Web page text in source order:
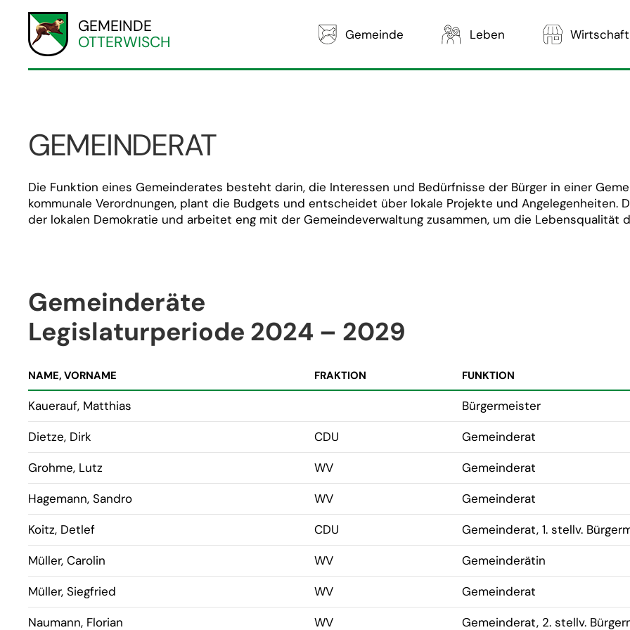
GEMEINDE
OTTERWISCH
Gemeinde Leben Wirtschaft
GEMEINDERAT
Die Funktion eines Gemeinderates besteht darin, die Interessen und Bedürfnisse der Bürger in einer
kommunale Verordnungen, plant die Budgets und entscheidet über lokale Projekte und Angelegenheiten.
der lokalen Demokratie und arbeitet eng mit der Gemeindeverwaltung zusammen, um die Lebensqualität
Gemeinderäte
Legislaturperiode 2024 – 2029
NAME, VORNAME FRAKTION FUNKTION
Kauerauf, Matthias
Bürgermeister
Dietze, Dirk
CDU
Gemeinderat
Grohme, Lutz
WV
Gemeinderat
Hagemann, Sandro
WV
Gemeinderat
Koitz, Detlef
CDU
Gemeinderat, 1. stellv.
Müller, Carolin
WV
Gemeinderätin
Müller, Siegfried
WV
Gemeinderat
Naumann, Florian
WV
Gemeinderat, 2. stellv.